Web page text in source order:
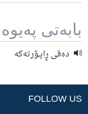
بابه‌تی
ده‌قی ڕاپـۆرته‌كه‌
FOLLOW US